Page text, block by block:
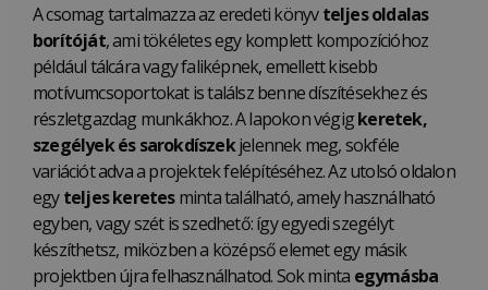
A csomag tartalmazza az eredeti könyvteljes oldalas
borítóját, ami tökéletes egy komplett kompozícióhoz
például tálcára vagy faliképnek, emellett kisebb
motívumcsoportokat is találsz benne díszítésekhez és
részletgazdag munkákhoz. A lapokon végigkeretek,
szegélyek és sarokdíszekjelennek meg, sokféle
variációt adva a projektek felépítéséhez. Az utolsó oldalon
egyteljes keretesminta található, amely használható
egyben, vagy szét is szedhető: így egyedi szegélyt
készíthetsz, miközben a középső elemet egy másik
projektben újra felhasználhatod. Sok minta egymásba